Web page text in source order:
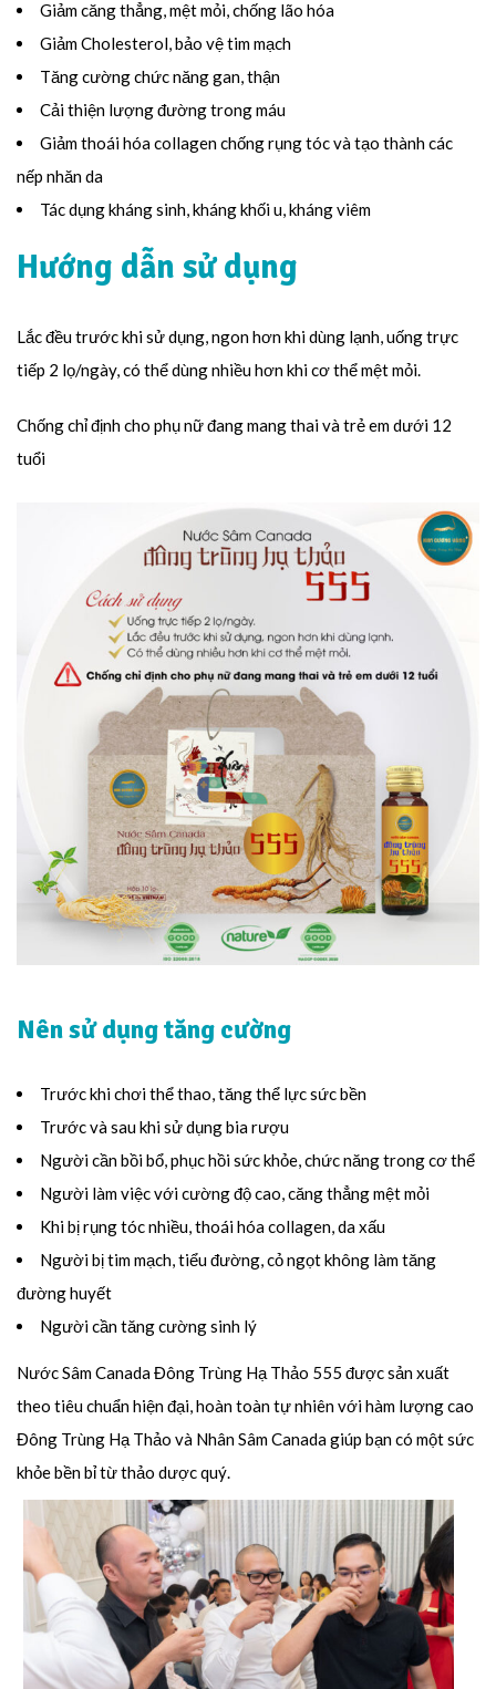
Giảm căng thẳng, mệt mỏi, chống lão hóa
Giảm Cholesterol, bảo vệ tim mạch
Tăng cường chức năng gan, thận
Cải thiện lượng đường trong máu
Giảm thoái hóa collagen chống rụng tóc và tạo thành các
nếp nhăn da
Tác dụng kháng sinh, kháng khối u, kháng viêm
Hướng dẫn sử dụng
Lắc đều trước khi sử dụng, ngon hơn khi dùng lạnh, uống trực
tiếp 2 lọ/ngày, có thể dùng nhiều hơn khi cơ thể mệt mỏi.
Chống chỉ định cho phụ nữ đang mang thai và trẻ em dưới 12
tuổi
Nên sử dụng tăng cường
Trước khi chơi thể thao, tăng thể lực sức bền
Trước và sau khi sử dụng bia rượu
Người cần bồi bổ, phục hồi sức khỏe, chức năng trong cơ thể
Người làm việc với cường độ cao, căng thẳng mệt mỏi
Khi bị rụng tóc nhiều, thoái hóa collagen, da xấu
Người bị tim mạch, tiểu đường, cỏ ngọt không làm tăng
đường huyết
Người cần tăng cường sinh lý
Nước Sâm Canada Đông Trùng Hạ Thảo 555 được sản xuất
theo tiêu chuẩn hiện đại, hoàn toàn tự nhiên với hàm lượng cao
Đông Trùng Hạ Thảo và Nhân Sâm Canada giúp bạn có một sức
khỏe bền bỉ từ thảo dược quý.